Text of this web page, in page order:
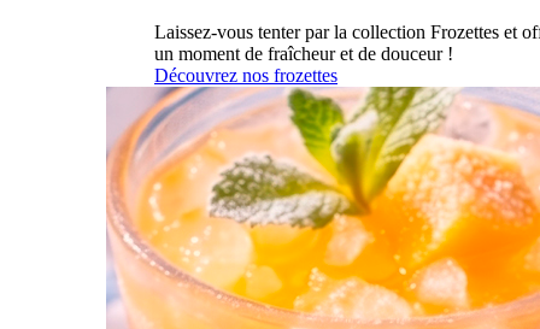
Laissez-vous tenter par la collection Frozettes et
un moment de fraîcheur et de douceur !
Découvrez nos frozettes